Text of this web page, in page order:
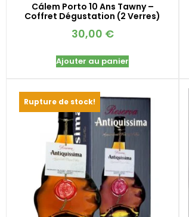
Cálem Porto 10 Ans Tawny –
Coffret Dégustation (2 Verres)
30,00 €
Ajouter au panier
Rupture de stock!